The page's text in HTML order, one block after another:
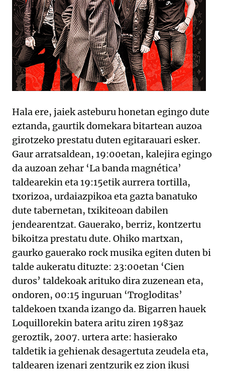
Hala ere, jaiek asteburu honetan egingo dute
eztanda, gaurtik domekara bitartean auzoa
girotzeko prestatu duten egitarauari esker.
Gaur arratsaldean, 19:00etan, kalejira egingo
da auzoan zehar ‘La banda magnética’
taldearekin eta 19:15etik aurrera tortilla,
txorizoa, urdaiazpikoa eta gazta banatuko
dute tabernetan, txikiteoan dabilen
jendearentzat. Gauerako, berriz, kontzertu
bikoitza prestatu dute. Ohiko martxan,
gaurko gauerako rock musika egiten duten bi
talde aukeratu dituzte: 23:00etan ‘Cien
duros’ taldekoak arituko dira zuzenean eta,
ondoren, 00:15 inguruan ‘Trogloditas’
taldekoen txanda izango da. Bigarren hauek
Loquillorekin batera aritu ziren 1983az
geroztik, 2007. urtera arte: hasierako
taldetik ia gehienak desagertuta zeudela eta,
taldearen izenari zentzurik ez zion ikusi